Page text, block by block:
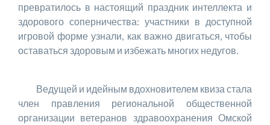
превратилось в настоящий праздник интеллекта и
здорового соперничества: участники в доступной
игровой форме узнали, как важно двигаться, чтобы
оставаться здоровым и избежать многих недугов.
Ведущей и идейным вдохновителем квиза стала
член правления региональной общественной
организации ветеранов здравоохранения Омской